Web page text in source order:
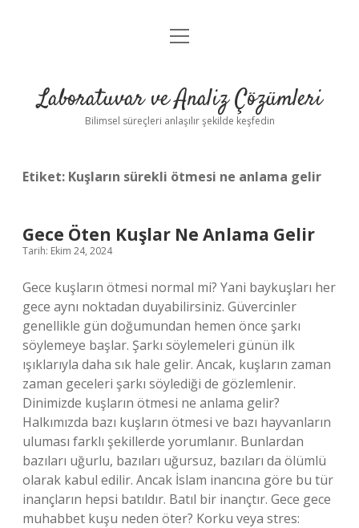
Anasayfa
Yasal Uyarı
menüyü
Laboratuvar ve Analiz Çözümleri
Bilimsel süreçleri anlaşılır şekilde keşfedin
Etiket: Kuşların sürekli ötmesi ne anlama gelir
Gece Öten Kuşlar Ne Anlama Gelir
Tarih: Ekim 24, 2024
Gece kuşların ötmesi normal mi? Yani baykuşları her
gece aynı noktadan duyabilirsiniz. Güvercinler
genellikle gün doğumundan hemen önce şarkı
söylemeye başlar. Şarkı söylemeleri günün ilk
ışıklarıyla daha sık hale gelir. Ancak, kuşların zaman
zaman geceleri şarkı söylediği de gözlemlenir.
Dinimizde kuşların ötmesi ne anlama gelir?
Halkımızda bazı kuşların ötmesi ve bazı hayvanların
uluması farklı şekillerde yorumlanır. Bunlardan
bazıları uğurlu, bazıları uğursuz, bazıları da ölümlü
olarak kabul edilir. Ancak İslam inancına göre bu tür
inançların hepsi batıldır. Batıl bir inançtır. Gece gece
muhabbet kuşu neden öter? Korku veya stres: